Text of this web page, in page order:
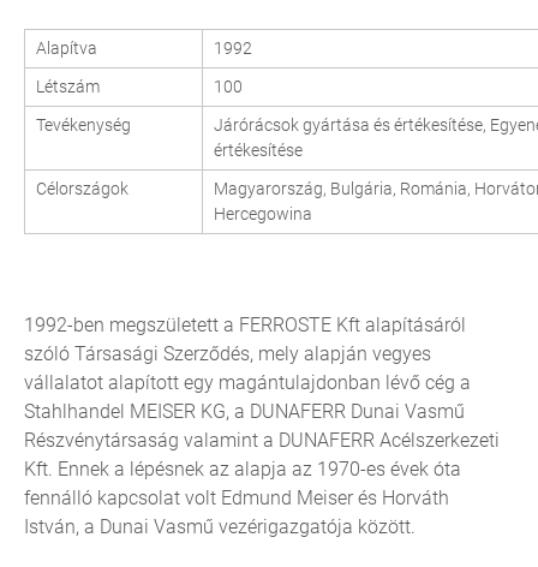
Alapítva
1992
Létszám
100
Tevékenység
Járórácsok gyártása és értékesítése,
értékesítése
Célországok
Magyarország, Bulgária, Románia,
Hercegowina
1992-ben megszületett a FERROSTE Kft alapításáról
szóló Társasági Szerződés, mely alapján vegyes
vállalatot alapított egy magántulajdonban lévő cég a
Stahlhandel MEISER KG, a DUNAFERR Dunai Vasmű
Részvénytársaság valamint a DUNAFERR Acélszerkezeti
Kft. Ennek a lépésnek az alapja az 1970-es évek óta
fennálló kapcsolat volt Edmund Meiser és Horváth
István, a Dunai Vasmű vezérigazgatója között.